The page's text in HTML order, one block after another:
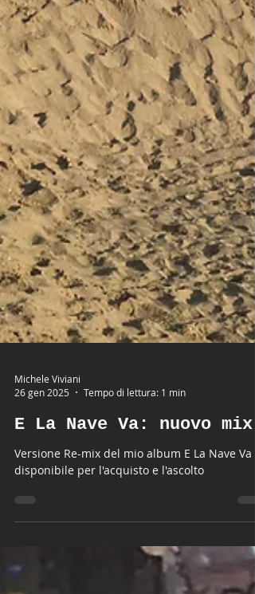
Michele Viviani
26 gen 2025
Tempo di lettura: 1 min
E La Nave Va: nuovo mix
Versione Re-mix del mio album E La Nave Va